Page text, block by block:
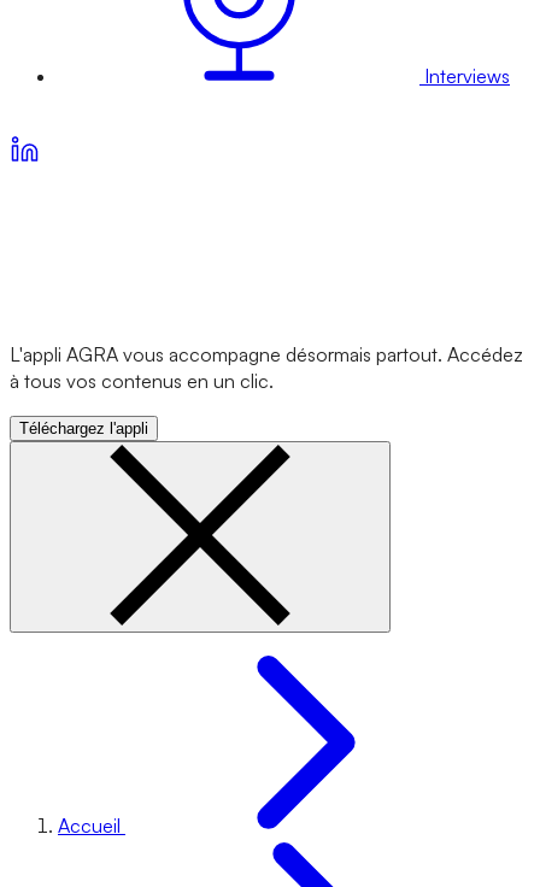
Interviews
L'appli AGRA vous accompagne désormais partout. Accédez
à tous vos contenus en un clic.
Téléchargez l'appli
Accueil